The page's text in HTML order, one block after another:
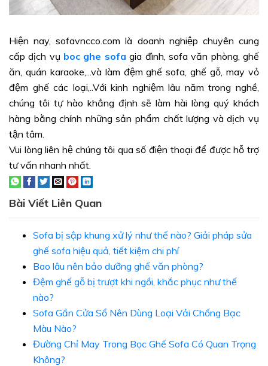
Hiện nay, sofavncco.com là doanh nghiệp chuyên cung
cấp dịch vụ boc ghe sofa gia đình, sofa văn phòng, ghế
ăn, quán karaoke,...và làm đệm ghế sofa, ghế gỗ, may vỏ
đệm ghế các loại,..Với kinh nghiệm lâu năm trong nghề,
chúng tôi tự hào khẳng định sẽ làm hài lòng quý khách
hàng bằng chính những sản phẩm chất lượng và dịch vụ
tận tâm.
Vui lòng liên hệ chúng tôi qua số điện thoại để được hỗ trợ
tư vấn nhanh nhất.
Bài Viết Liên Quan
Sofa bị sập khung xử lý như thế nào? Giải pháp sửa
ghế sofa hiệu quả, tiết kiệm chi phí
Bao lâu nên bảo dưỡng ghế văn phòng?
Đệm ghế gỗ bị trượt khi ngồi, khắc phục như thế
nào?
Sofa Gần Cửa Sổ Nên Dùng Loại Vải Chống Bạc
Màu Nào?
Đường Chỉ May Trong Bọc Ghế Sofa Có Quan Trọng
Không?